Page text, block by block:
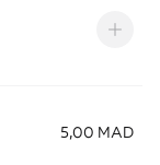
5,00 MAD